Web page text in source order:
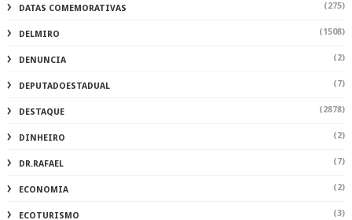
DATAS COMEMORATIVAS (275)
DELMIRO (1508)
DENUNCIA (2)
DEPUTADOESTADUAL (7)
DESTAQUE (2878)
DINHEIRO (2)
DR.RAFAEL (7)
ECONOMIA (2)
ECOTURISMO (3)